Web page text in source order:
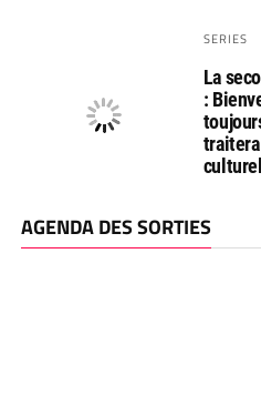
SERIES
La
:
AGENDA DES SORTIES